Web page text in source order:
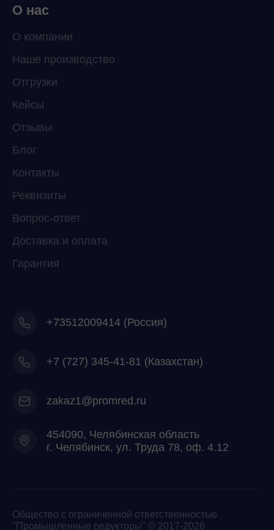
О нас
О компании
Наше производство
Отгрузки
Кейсы
Отзывы
Блог
Контакты
Реквизиты
Вопрос-ответ
Доставка и оплата
Гарантия
+73512009414 (Россия)
+7 (727) 345-41-81 (Казахстан)
zakaz1@promred.ru
454090, Челябинская область
г. Челябинск, ул. Труда 78, оф. 4.12
Общество с ограниченной ответственностью
"Промышленные редукторы" © 2017-2026
Мессенджеры
Свяжитесь с нами через любой удобный
Telegram